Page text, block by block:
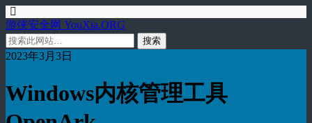
游侠安全网 YouXia.ORG
2023年3月3日
Windows内核管理工具